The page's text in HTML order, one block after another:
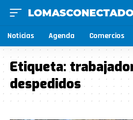
Noticias Agenda Comercios
Etiqueta:
despedidos